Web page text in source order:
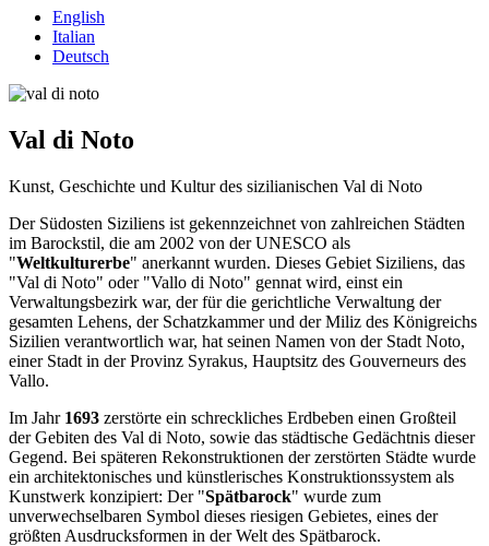
English
Italian
Deutsch
Val di Noto
Kunst, Geschichte und Kultur des sizilianischen Val di Noto
Der Südosten Siziliens ist gekennzeichnet von zahlreichen Städten
im Barockstil, die am 2002 von der UNESCO als
"Weltkulturerbe" anerkannt wurden. Dieses Gebiet Siziliens, das
"Val di Noto" oder "Vallo di Noto" gennat wird, einst ein
Verwaltungsbezirk war, der für die gerichtliche Verwaltung der
gesamten Lehens, der Schatzkammer und der Miliz des Königreichs
Sizilien verantwortlich war, hat seinen Namen von der Stadt Noto,
einer Stadt in der Provinz Syrakus, Hauptsitz des Gouverneurs des
Vallo.
Im Jahr 1693 zerstörte ein schreckliches Erdbeben einen Großteil
der Gebiten des Val di Noto, sowie das städtische Gedächtnis dieser
Gegend. Bei späteren Rekonstruktionen der zerstörten Städte wurde
ein architektonisches und künstlerisches Konstruktionssystem als
Kunstwerk konzipiert: Der "Spätbarock" wurde zum
unverwechselbaren Symbol dieses riesigen Gebietes, eines der
größten Ausdrucksformen in der Welt des Spätbarock.